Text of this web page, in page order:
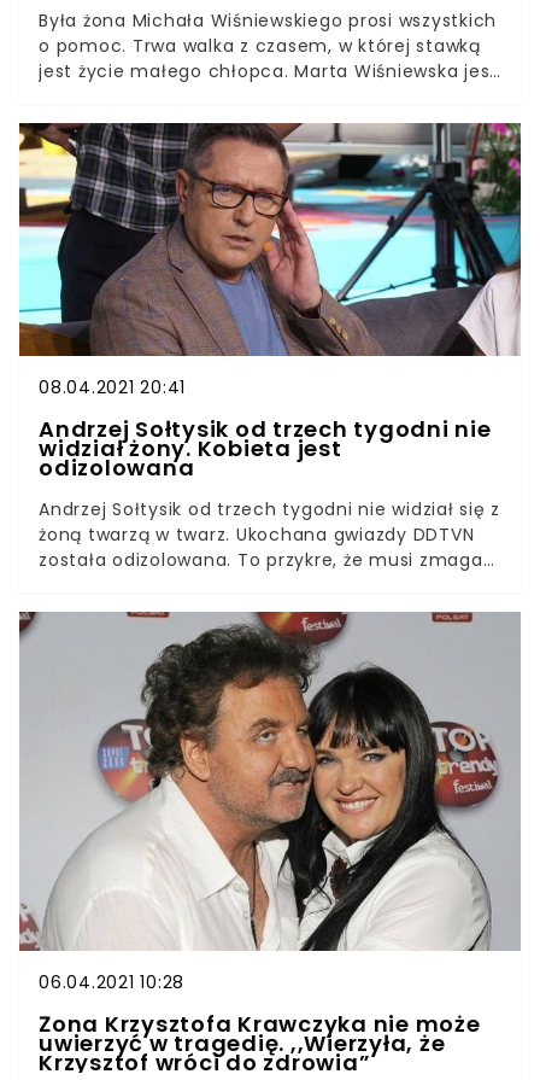
Była żona Michała Wiśniewskiego prosi wszystkich
o pomoc. Trwa walka z czasem, w której stawką
jest życie małego chłopca. Marta Wiśniewska jest
rozpoczęła swoją solową karierę pod
pseudonimem Mandaryna. Choć ich małżeństwo
się już zakończyło, to Marta wciąż rozwija się jako
tancerka i udziela się w mediach
społecznościowych. Za pośrednictwem swojego
konta na Instagramie była żona Michała
Wiśniewskiego poprosiła wszystkich swoich fanów
o pomoc. Cel, który jej przyświeca, jest jak
najbardziej szczytny. Chodzi w końcu o zdrowie i
życie małego chłopca.
08.04.2021 20:41
Andrzej Sołtysik od trzech tygodni nie
widział żony. Kobieta jest
odizolowana
Andrzej Sołtysik od trzech tygodni nie widział się z
żoną twarzą w twarz. Ukochana gwiazdy DDTVN
została odizolowana. To przykre, że musi zmagać
jest doskonale znany wszystkim fanom programu
„Dzień dobry TVN”. Niestety od trzech tygodni
dziennikarz nie miał możliwości spotkania ze
swoją żoną. Wszystko przez fakt, że została
odizolowana. Andrzej Sołtysik przeszedł zakażenie
koronawirusem jeszcze w marcu. Dziennikarz
wówczas odizolował się od swojej rodziny. Teraz
Patrycja sama musi zmagać się z chorobą.
06.04.2021 10:28
Żona Krzysztofa Krawczyka nie może
uwierzyć w tragedię. ,,Wierzyła, że
Krzysztof wróci do zdrowia”